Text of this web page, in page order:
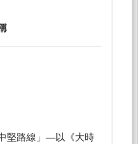
開),華語碩學程1,2
堅路線」—以《大時